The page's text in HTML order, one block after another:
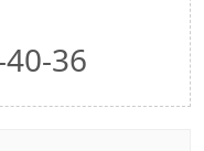
36